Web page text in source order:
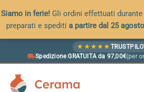
Siamo in ferie! Gli ordini effettuati
preparati e spediti a partire dal 25 agosto
★ ★ ★ ★ ★
Spedizione GRATUITA da 97,00€(per
Cerama